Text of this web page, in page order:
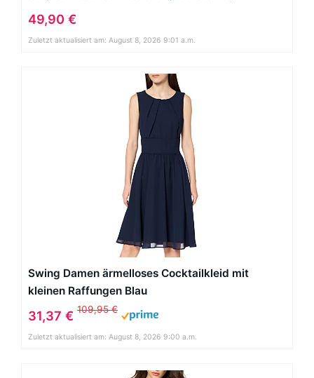
Schwarz M
49,90 €
Zuletzt aktualisiert am: August 8, 2026 9:01 a.m.
Swing Damen ärmelloses Cocktailkleid mit
kleinen Raffungen Blau
31,37 € 109,95 €
Zuletzt aktualisiert am: August 8, 2026 9:00 a.m.